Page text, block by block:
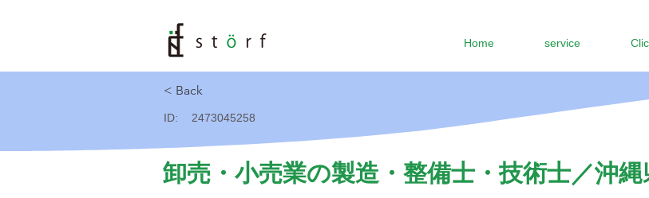
Home service
< Back
ID: 2473045258
卸売・小売業の製造・整備士・技術士／沖